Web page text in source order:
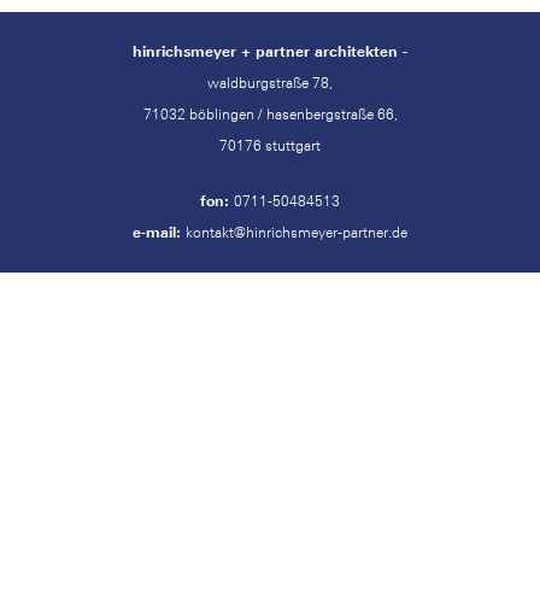
hinrichsmeyer + partner architekten -
waldburgstraße 78,
71032 böblingen / hasenbergstraße 66,
70176 stuttgart
fon: 0711-50484513
e-mail: kontakt@hinrichsmeyer-partner.de